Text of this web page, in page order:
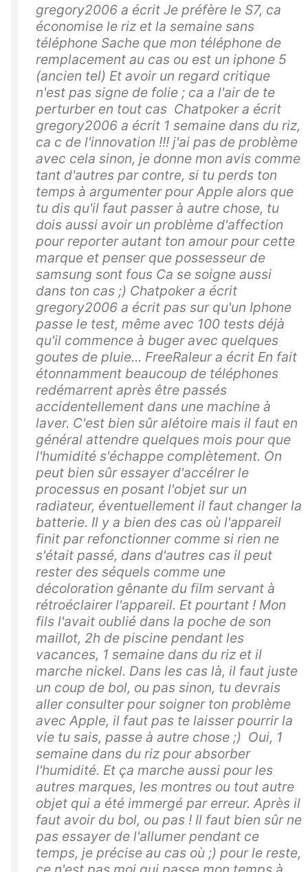
gregory2006 a écrit Je préfère le S7, ca
économise le riz et la semaine sans
téléphone Sache que mon téléphone de
remplacement au cas ou est un iphone 5
(ancien tel) Et avoir un regard critique
n'est pas signe de folie ; ca a l'air de te
perturber en tout cas Chatpoker a écrit
gregory2006 a écrit 1 semaine dans du riz,
ca c de l'innovation !!! j'ai pas de problème
avec cela sinon, je donne mon avis comme
tant d'autres par contre, si tu perds ton
temps à argumenter pour Apple alors que
tu dis qu'il faut passer à autre chose, tu
dois aussi avoir un problème d'affection
pour reporter autant ton amour pour cette
marque et penser que possesseur de
samsung sont fous Ca se soigne aussi
dans ton cas ;) Chatpoker a écrit
gregory2006 a écrit pas sur qu'un Iphone
passe le test, même avec 100 tests déjà
qu'il commence à buger avec quelques
goutes de pluie... FreeRaleur a écrit En fait
étonnamment beaucoup de téléphones
redémarrent après être passés
accidentellement dans une machine à
laver. C'est bien sûr alétoire mais il faut en
général attendre quelques mois pour que
l'humidité s'échappe complètement. On
peut bien sûr essayer d'accélrer le
processus en posant l'objet sur un
radiateur, éventuellement il faut changer la
batterie. Il y a bien des cas où l'appareil
finit par refonctionner comme si rien ne
s'était passé, dans d'autres cas il peut
rester des séquels comme une
décoloration gênante du film servant à
rétroéclairer l'appareil. Et pourtant ! Mon
fils l'avait oublié dans la poche de son
maillot, 2h de piscine pendant les
vacances, 1 semaine dans du riz et il
marche nickel. Dans les cas là, il faut juste
un coup de bol, ou pas sinon, tu devrais
aller consulter pour soigner ton problème
avec Apple, il faut pas te laisser pourrir la
vie tu sais, passe à autre chose ;) Oui, 1
semaine dans du riz pour absorber
l'humidité. Et ça marche aussi pour les
autres marques, les montres ou tout autre
objet qui a été immergé par erreur. Après il
faut avoir du bol, ou pas ! Il faut bien sûr ne
pas essayer de l'allumer pendant ce
temps, je précise au cas où ;) pour le reste,